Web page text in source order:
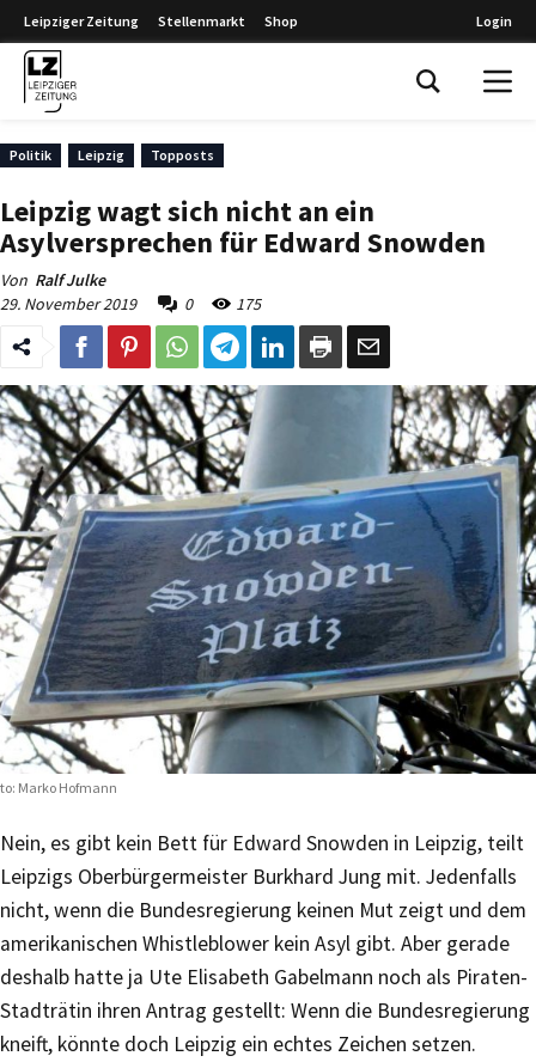
Leipziger Zeitung Stellenmarkt Shop Login
Politik Leipzig Topposts
Leipzig wagt sich nicht an ein
Asylversprechen für Edward Snowden
Von Ralf Julke
29. November 2019
0 175
Marko Hofmann
Nein, es gibt kein Bett für Edward Snowden in Leipzig, teilt
Leipzigs Oberbürgermeister Burkhard Jung mit. Jedenfalls
nicht, wenn die Bundesregierung keinen Mut zeigt und dem
amerikanischen Whistleblower kein Asyl gibt. Aber gerade
deshalb hatte ja Ute Elisabeth Gabelmann noch als Piraten-
Stadträtin ihren Antrag gestellt: Wenn die Bundesregierung
kneift, könnte doch Leipzig ein echtes Zeichen setzen.